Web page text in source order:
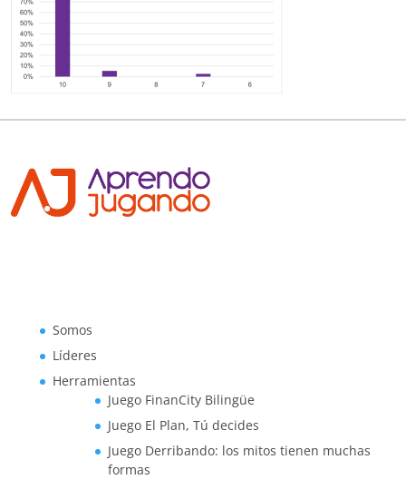
Somos
Líderes
Herramientas
Juego FinanCity Bilingüe
Juego El Plan, Tú decides
Juego Derribando: los mitos tienen muchas
formas